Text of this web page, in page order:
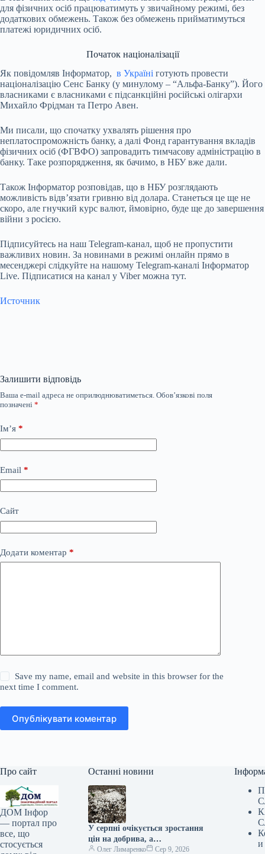
для фізичних осіб працюватимуть у звичайному режимі, без
додаткових обмежень. Також без обмежень прийматимуться
платежі юридичних осіб.
Початок націоналізації
Як повідомляв Інформатор, в Україні готують провести
націоналізацію Сенс Банку (у минулому – “Альфа-Банку”). Його
власниками є власниками є підсанкційні російські олігархи
Михайло Фрідман та Петро Авен.
Ми писали, що спочатку ухвалять рішення про
неплатоспроможність банку, а далі Фонд гарантування вкладів
фізичних осіб (ФГВФО) запровадить тимчасову адміністрацію в
банку. Таке розпорядження, як бачимо, в НБУ вже дали.
Також Інформатор розповідав, що в НБУ розглядають
можливість відв’язати гривню від долара. Станеться це ще не
скоро, але гнучкий курс валют, ймовірно, буде ще до завершення
війни з росією.
Підписуйтесь на наш Telegram-канал, щоб не пропустити
важливих новин. За новинами в режимі онлайн прямо в
месенджері слідкуйте на нашому Telegram-каналі Інформатор
Live. Підписатися на канал у Viber можна тут.
Источник
Залишити відповідь
Ваша e-mail адреса не оприлюднюватиметься. Обов’язкові поля
позначені *
Ім’я *
Email *
Сайт
Додати коментар *
Save my name, email and website in this browser for the
next time I comment.
Опублікувати коментар
Про сайт
ДОМ Інфор
— портал про
все, що
стосується
Останні новини
У серпні очікується зростання
цін на добрива, а
постачальники тимчасово
Олег Лимаренко Сер 9, 2026
и